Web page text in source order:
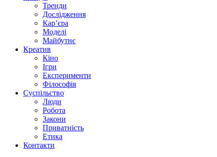
Тренди
Дослідження
Кар’єра
Моделі
Майбутнє
Креатив
Кіно
Ігри
Експерименти
Філософія
Суспільство
Люди
Робота
Закони
Приватність
Етика
Контакти